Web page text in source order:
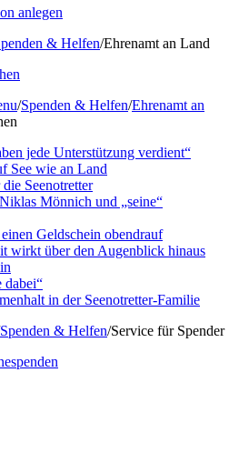
anlegen
& Helfen/Ehrenamt an Land
/Spenden & Helfen/Ehrenamt an
jede Unterstützung verdient“
See wie an Land
Seenotretter
Mönnich und „seine“
Geldschein obendrauf
wirkt über den Augenblick hinaus
dabei“
in der Seenotretter-Familie
Spenden & Helfen/Service für Spender